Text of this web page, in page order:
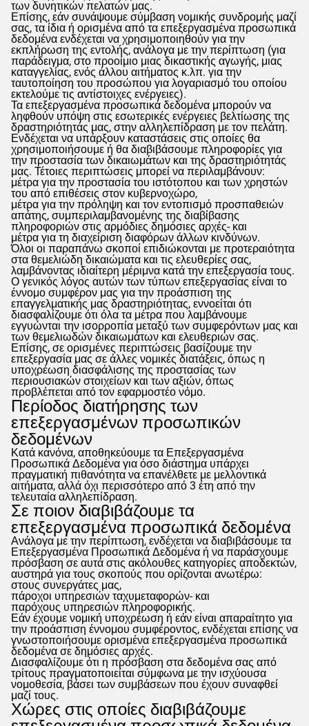
των δυνητικών πελατών μας.
Επίσης, εάν συνάψουμε σύμβαση νομικής συνδρομής μαζί
σας, τα ίδια ή ορισμένα από τα επεξεργασμένα προσωπικά
δεδομένα ενδέχεται να χρησιμοποιηθούν για την
εκπλήρωση της εντολής, ανάλογα με την περίπτωση (για
παράδειγμα, στο προοίμιο μιας δικαστικής αγωγής, μιας
καταγγελίας, ενός άλλου αιτήματος κ.λπ. για την
ταυτοποίηση του προσώπου για λογαριασμό του οποίου
εκτελούμε τις αντίστοιχες ενέργειες).
Τα επεξεργασμένα προσωπικά δεδομένα μπορούν να
ληφθούν υπόψη στις εσωτερικές ενέργειες βελτίωσης της
δραστηριότητάς μας, στην αλληλεπίδραση με τον πελάτη.
Ενδέχεται να υπάρξουν καταστάσεις στις οποίες θα
χρησιμοποιήσουμε ή θα διαβιβάσουμε πληροφορίες για
την προστασία των δικαιωμάτων και της δραστηριότητάς
μας. Τέτοιες περιπτώσεις μπορεί να περιλαμβάνουν:
μέτρα για την προστασία του ιστότοπου και των χρηστών
του από επιθέσεις στον κυβερνοχώρο,
μέτρα για την πρόληψη και τον εντοπισμό προσπαθειών
απάτης, συμπεριλαμβανομένης της διαβίβασης
πληροφοριών στις αρμόδιες δημόσιες αρχές- και
μέτρα για τη διαχείριση διαφόρων άλλων κινδύνων.
Όλοι οι παραπάνω σκοποί επιδιώκονται με προτεραιότητα
στα θεμελιώδη δικαιώματα και τις ελευθερίες σας,
λαμβάνοντας ιδιαίτερη μέριμνα κατά την επεξεργασία τους.
Ο γενικός λόγος αυτών των τύπων επεξεργασίας είναι το
έννομο συμφέρον μας για την προάσπιση της
επαγγελματικής μας δραστηριότητας, εννοείται ότι
διασφαλίζουμε ότι όλα τα μέτρα που λαμβάνουμε
εγγυώνται την ισορροπία μεταξύ των συμφερόντων μας και
των θεμελιωδών δικαιωμάτων και ελευθεριών σας.
Επίσης, σε ορισμένες περιπτώσεις βασίζουμε την
επεξεργασία μας σε άλλες νομικές διατάξεις, όπως η
υποχρέωση διασφάλισης της προστασίας των
περιουσιακών στοιχείων και των αξιών, όπως
προβλέπεται από τον εφαρμοστέο νόμο.
Περίοδος διατήρησης των
επεξεργασμένων προσωπικών
δεδομένων
Κατά κανόνα, αποθηκεύουμε τα Επεξεργασμένα
Προσωπικά Δεδομένα για όσο διάστημα υπάρχει
πραγματική πιθανότητα να επανέλθετε με μελλοντικά
αιτήματα, αλλά όχι περισσότερο από 3 έτη από την
τελευταία αλληλεπίδραση.
Σε ποιον διαβιβάζουμε τα
επεξεργασμένα προσωπικά δεδομένα
Ανάλογα με την περίπτωση, ενδέχεται να διαβιβάσουμε τα
Επεξεργασμένα Προσωπικά Δεδομένα ή να παράσχουμε
πρόσβαση σε αυτά στις ακόλουθες κατηγορίες αποδεκτών,
αυστηρά για τους σκοπούς που ορίζονται ανωτέρω:
στους συνεργάτες μας,
πάροχοι υπηρεσιών ταχυμεταφορών- και
παρόχους υπηρεσιών πληροφορικής.
Εάν έχουμε νομική υποχρέωση ή εάν είναι απαραίτητο για
την προάσπιση έννομου συμφέροντος, ενδέχεται επίσης να
γνωστοποιήσουμε ορισμένα επεξεργασμένα προσωπικά
δεδομένα σε δημόσιες αρχές.
Διασφαλίζουμε ότι η πρόσβαση στα δεδομένα σας από
τρίτους πραγματοποιείται σύμφωνα με την ισχύουσα
νομοθεσία, βάσει των συμβάσεων που έχουν συναφθεί
μαζί τους.
Χώρες στις οποίες διαβιβάζουμε